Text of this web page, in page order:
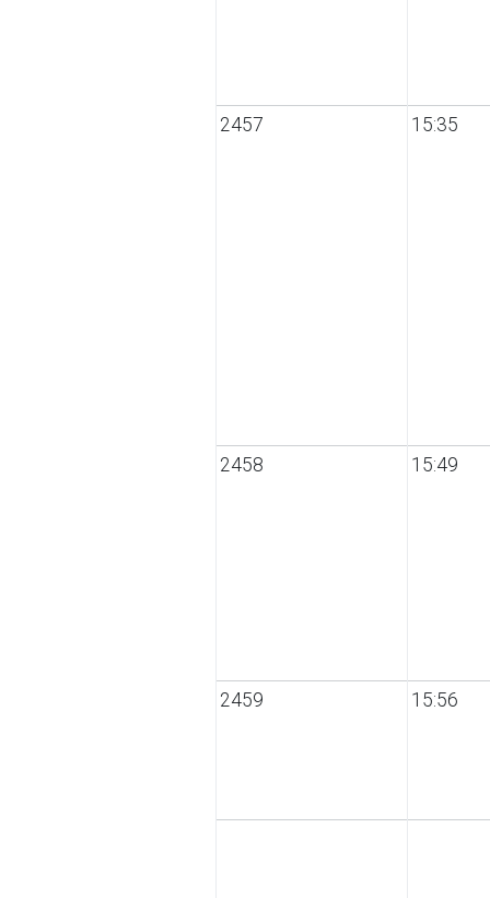
2457 15:35
2458 15:49
2459 15:56